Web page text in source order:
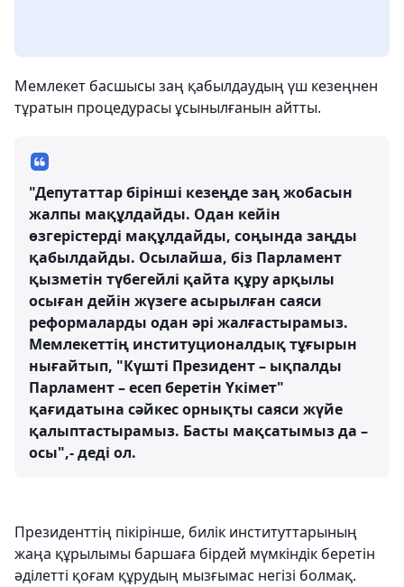
Мемлекет басшысы заң қабылдаудың үш кезеңнен
тұратын процедурасы ұсынылғанын айтты.
"Депутаттар бірінші кезеңде заң жобасын
жалпы мақұлдайды. Одан кейін
өзгерістерді мақұлдайды, соңында заңды
қабылдайды. Осылайша, біз Парламент
қызметін түбегейлі қайта құру арқылы
осыған дейін жүзеге асырылған саяси
реформаларды одан әрі жалғастырамыз.
Мемлекеттің институционалдық тұғырын
нығайтып, "Күшті Президент – ықпалды
Парламент – есеп беретін Үкімет"
қағидатына сәйкес орнықты саяси жүйе
қалыптастырамыз. Басты мақсатымыз да –
осы",- деді ол.
Президенттің пікірінше, билік институттарының
жаңа құрылымы баршаға бірдей мүмкіндік беретін
әділетті қоғам құрудың мызғымас негізі болмақ.